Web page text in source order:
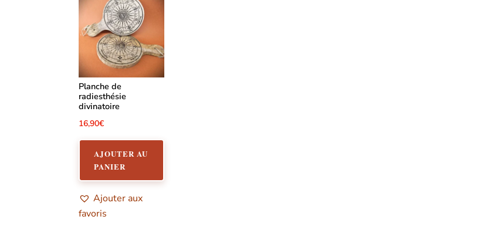
Planche de
radiesthésie
divinatoire
16,90€
AJOUTER AU
PANIER
Ajouter aux
favoris